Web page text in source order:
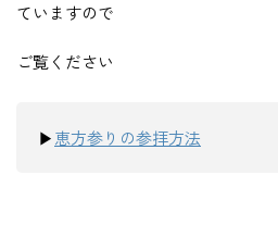
ていますので
ご覧ください
▶恵方参りの参拝方法